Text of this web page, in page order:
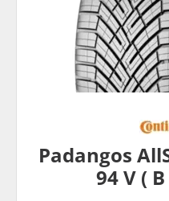
Padangos
94 V (